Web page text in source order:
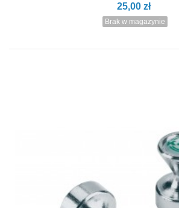
25,00 zł
Brak w magazynie